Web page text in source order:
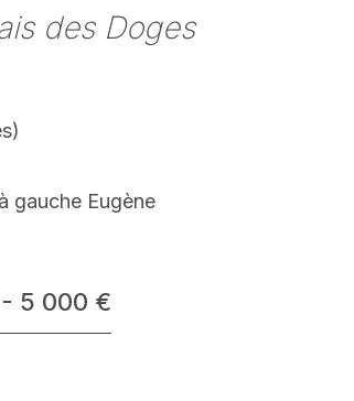
des Doges
gauche Eugène
5 000 €